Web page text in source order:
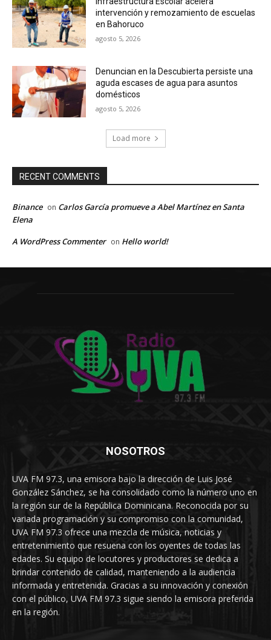
intervención y remozamiento de escuelas
en Bahoruco
agosto 5, 2026
Denuncian en la Descubierta persiste una
aguda escases de agua para asuntos
domésticos
agosto 5, 2026
Load more
RECENT COMMENTS
Binance on Carlos García promueve a Abel Martínez en Santa
Elena
A WordPress Commenter on Hello world!
NOSOTROS
UVA FM 97.3, una emisora bajo la dirección de Luis José
González Sánchez, se ha consolidado como la número uno en
la región sur de la República Dominicana. Reconocida por su
variada programación y su compromiso con la comunidad,
UVA FM 97.3 ofrece una mezcla de música, noticias y
entretenimiento que resuena con los oyentes de todas las
edades. Su equipo de locutores y productores se dedica a
brindar contenido de calidad, manteniendo a la audiencia
informada y entretenida. Gracias a su innovación y conexión
con el público, UVA FM 97.3 sigue siendo la emisora preferida
en la región.